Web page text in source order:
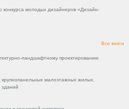
молодых дизайнеров «Дизайн-
Все книги
ландшафтному проектированию
крупнопанельных малоэтажных жилых,
зданий